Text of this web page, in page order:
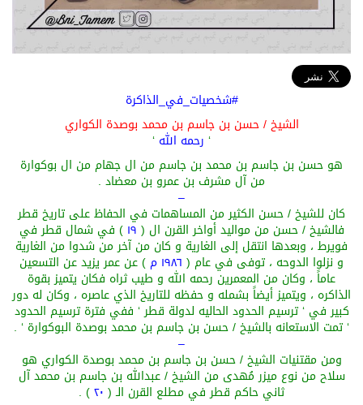
#شخصيات_في_الذاكرة
الشيخ / حسن بن جاسم بن محمد بوصدة الكواري
‘ رحمه الله ‘
هو حسن بن جاسم بن محمد بن جاسم من ال جهام من ال بوكوارة
من آل مشرف بن عمرو بن معضاد .
–
كان للشيخ / حسن الكثير من المساهمات في الحفاظ على تاريخ قطر
فالشيخ / حسن من مواليد أواخر القرن ال ( ١٩ ) في شمال قطر في
فويرط ، وبعدها انتقل إلى الغارية و كان من آخر من شدوا من الغارية
و نزلوا الدوحه ، توفى في عام ( ١٩٨٦ م ) عن عمر يزيد عن التسعين
عاماً ، وكان من المعمرين رحمه الله و طيب ثراه فكان يتميز بقوة
الذاكره ، ويتميز أيضاً بشمله و حفظه للتاريخ الذي عاصره ، وكان له دور
كبير في ‘ ترسيم الحدود الحاليه لدولة قطر ‘ ففي فترة ترسيم الحدود
‘ تمت الاستعانه بالشيخ / حسن بن جاسم بن محمد بوصدة البوكوارة ‘ .
–
ومن مقتنيات الشيخ / حسن بن جاسم بن محمد بوصدة الكواري هو
سلاح من نوع ميزر مُهدى من الشيخ / عبدالله بن جاسم بن محمد آل
ثاني حاكم قطر في مطلع القرن الـ ( ٢٠) .